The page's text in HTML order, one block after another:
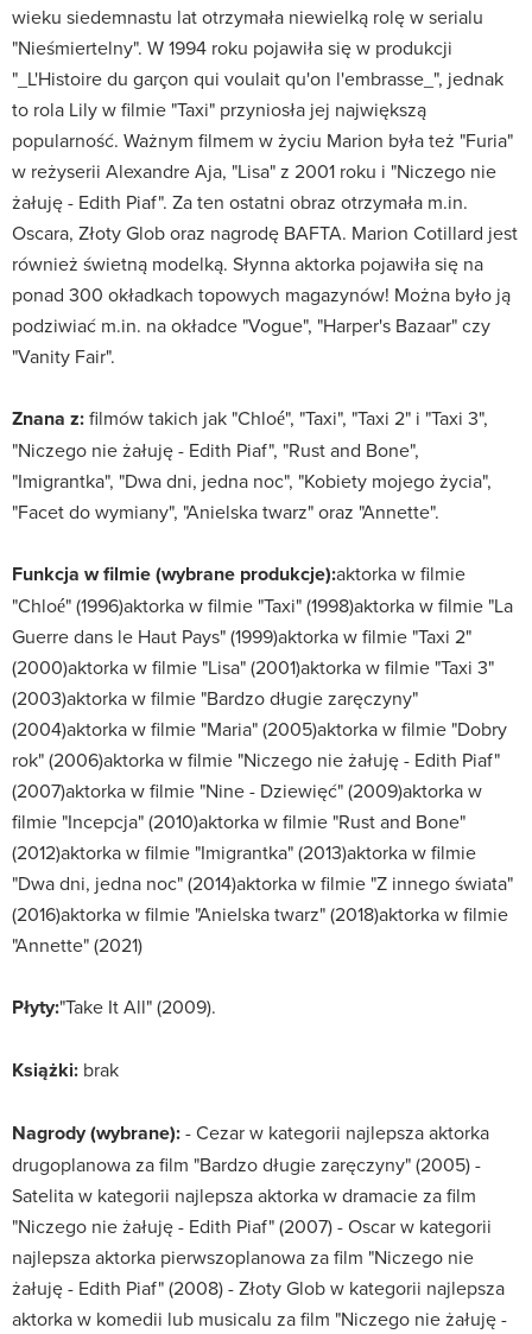
wieku siedemnastu lat otrzymała niewielką rolę w serialu
"Nieśmiertelny". W 1994 roku pojawiła się w produkcji
"_L'Histoire du garçon qui voulait qu'on l'embrasse_", jednak
to rola Lily w filmie "Taxi" przyniosła jej największą
popularność. Ważnym filmem w życiu Marion była też "Furia"
w reżyserii Alexandre Aja, "Lisa" z 2001 roku i "Niczego nie
żałuję - Edith Piaf". Za ten ostatni obraz otrzymała m.in.
Oscara, Złoty Glob oraz nagrodę BAFTA. Marion Cotillard jest
również świetną modelką. Słynna aktorka pojawiła się na
ponad 300 okładkach topowych magazynów! Można było ją
podziwiać m.in. na okładce "Vogue", "Harper's Bazaar" czy
"Vanity Fair".
Znana z:filmów takich jak "Chloé", "Taxi", "Taxi 2" i "Taxi 3",
"Niczego nie żałuję - Edith Piaf", "Rust and Bone",
"Imigrantka", "Dwa dni, jedna noc", "Kobiety mojego życia",
"Facet do wymiany", "Anielska twarz" oraz "Annette".
Funkcja w filmie (wybrane produkcje):aktorka w filmie
"Chloé" (1996)aktorka w filmie "Taxi" (1998)aktorka w filmie "La
Guerre dans le Haut Pays" (1999)aktorka w filmie "Taxi 2"
(2000)aktorka w filmie "Lisa" (2001)aktorka w filmie "Taxi 3"
(2003)aktorka w filmie "Bardzo długie zaręczyny"
(2004)aktorka w filmie "Maria" (2005)aktorka w filmie "Dobry
rok" (2006)aktorka w filmie "Niczego nie żałuję - Edith Piaf"
(2007)aktorka w filmie "Nine - Dziewięć" (2009)aktorka w
filmie "Incepcja" (2010)aktorka w filmie "Rust and Bone"
(2012)aktorka w filmie "Imigrantka" (2013)aktorka w filmie
"Dwa dni, jedna noc" (2014)aktorka w filmie "Z innego świata"
(2016)aktorka w filmie "Anielska twarz" (2018)aktorka w filmie
"Annette" (2021)
Płyty:"Take It All" (2009).
Książki: brak
Nagrody (wybrane):- Cezar w kategorii najlepsza aktorka
drugoplanowa za film "Bardzo długie zaręczyny" (2005) -
Satelita w kategorii najlepsza aktorka w dramacie za film
"Niczego nie żałuję - Edith Piaf" (2007) - Oscar w kategorii
najlepsza aktorka pierwszoplanowa za film "Niczego nie
żałuję - Edith Piaf" (2008) - Złoty Glob w kategorii najlepsza
aktorka w komedii lub musicalu za film "Niczego nie żałuję -